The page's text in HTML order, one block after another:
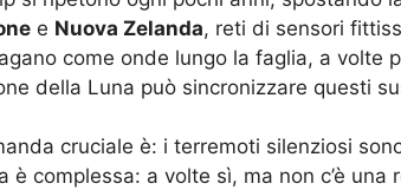
e Nuova Zelanda, reti di sensori
come onde lungo la faglia, a volte
della Luna può sincronizzare questi
cruciale è: i terremoti silenziosi
è complessa: a volte sì, ma non c’è